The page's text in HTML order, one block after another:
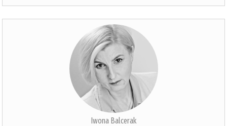
Iwona Balcerak